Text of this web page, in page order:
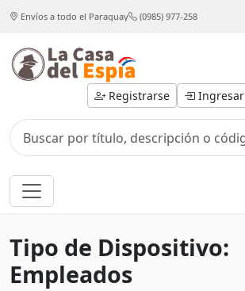
Envíos a todo el Paraguay (0985) 977-258
Registrarse Ingresar
Tipo de Dispositivo:
Empleados